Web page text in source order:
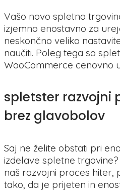
Vašo novo spletno
izjemno enostavno za
neskončno veliko
naučiti. Poleg tega so
WooCommerce cenovno
spletster razvojni
brez glavobolov
Saj ne želite obstati pri
izdelave spletne
naš razvojni proces hiter,
tako, da je prijeten in